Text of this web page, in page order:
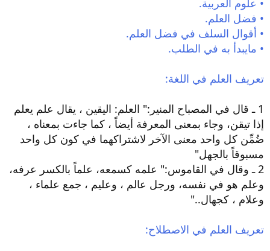
• فضل العلم.
• أقوال السلف في فضل العلم.
• مايبدأ به في الطلب.
تعريف العلم في اللغة:
1 ـ قال في المصباح المنير:" العلم: اليقين ، يقال علم يعلم
إذا تيقن، وجاء بمعنى المعرفة أيضاً ، كما جاءت بمعناه ،
ضُمِّن كل واحد معنى الآخر لاشتراكهما في كون كل واحد
مسبوقاً بالجهل"
2 ـ وقال في القاموس:" علمه كسمعه، علماً بالكسر عرفه،
وعلم هو في نفسه، ورجل عالم ، وعليم ، جمع علماء ،
وعلام ، كجهال.."
تعريف العلم في الاصطلاح: